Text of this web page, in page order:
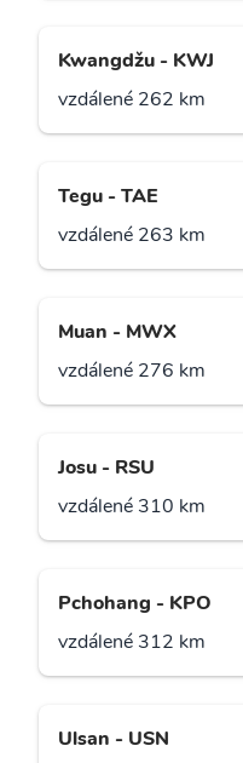
Kwangdžu - KWJ
vzdálené 262 km
Tegu - TAE
vzdálené 263 km
Muan - MWX
vzdálené 276 km
Josu - RSU
vzdálené 310 km
Pchohang - KPO
vzdálené 312 km
Ulsan - USN